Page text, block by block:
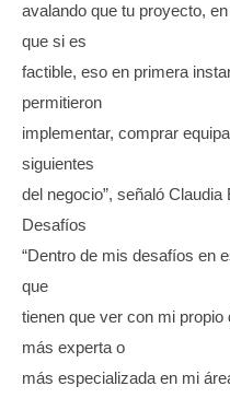
avalando que tu proyecto,
que si es
factible, eso en primera
permitieron
implementar, comprar
siguientes
del negocio”, señaló Claudia
Desafíos
“Dentro de mis desafíos en
que
tienen que ver con mi
más experta o
más especializada en mi